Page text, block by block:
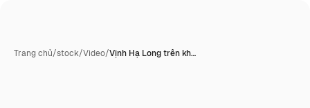
Trang chủ/stock/Video/Vịnh Hạ Long trên kh…